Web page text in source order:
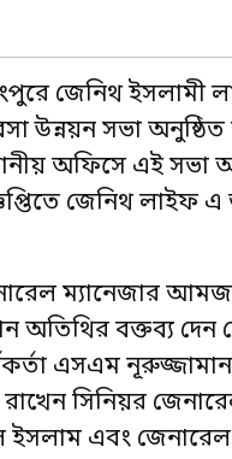
জেনিথ ইসলামী
উন্নয়ন সভা অনুষ্ঠিত
অফিসে এই সভা
জেনিথ লাইফ এ
ম্যানেজার
অতিথির বক্তব্য দেন
এসএম
সিনিয়র
এবং জেনারেল